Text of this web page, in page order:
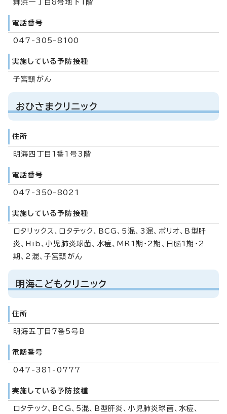
舞浜一丁目8号地下1階
電話番号
047-305-8100
実施している予防接種
子宮頸がん
おひさまクリニック
住所
明海四丁目1番1号3階
電話番号
047-350-8021
実施している予防接種
ロタリックス、ロタテック、BCG、5混、3混、ポリオ、B型肝
炎、Hib、小児肺炎球菌、水痘、MR1期・2期、日脳1期・2
期、2混、子宮頸がん
明海こどもクリニック
住所
明海五丁目7番5号B
電話番号
047-381-0777
実施している予防接種
ロタテック、BCG、5混、B型肝炎、小児肺炎球菌、水痘、